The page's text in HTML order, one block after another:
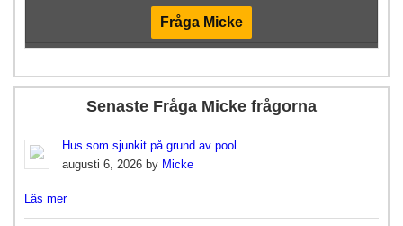
Fråga Micke
Senaste Fråga Micke frågorna
Hus som sjunkit på grund av pool
augusti 6, 2026 by Micke
Läs mer